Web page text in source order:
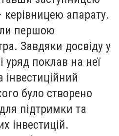
керівницею апарату.
першою
Завдяки досвіду у
уряд поклав на неї
інвестиційний
було створено
підтримки та
інвестицій.